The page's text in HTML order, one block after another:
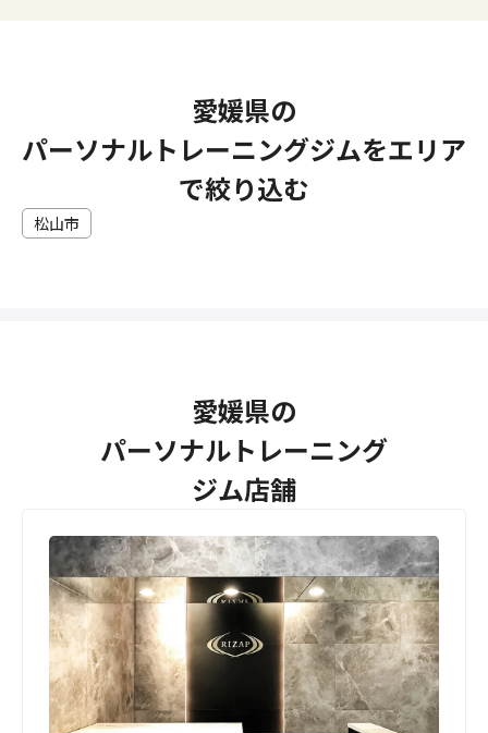
愛媛県の
パーソナルトレーニングジムをエリア
で絞り込む
松山市
愛媛県の
パーソナルトレーニング
ジム店舗